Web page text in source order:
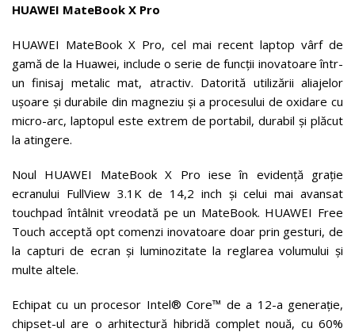
HUAWEI MateBook X Pro
HUAWEI MateBook X Pro, cel mai recent laptop vârf de
gamă de la Huawei, include o serie de funcții inovatoare într-
un finisaj metalic mat, atractiv. Datorită utilizării aliajelor
ușoare și durabile din magneziu și a procesului de oxidare cu
micro-arc, laptopul este extrem de portabil, durabil și plăcut
la atingere.
Noul HUAWEI MateBook X Pro iese în evidență grație
ecranului FullView 3.1K de 14,2 inch și celui mai avansat
touchpad întâlnit vreodată pe un MateBook. HUAWEI Free
Touch acceptă opt comenzi inovatoare doar prin gesturi, de
la capturi de ecran și luminozitate la reglarea volumului și
multe altele.
Echipat cu un procesor Intel® Core™ de a 12-a generație,
chipset-ul are o arhitectură hibridă complet nouă, cu 60%